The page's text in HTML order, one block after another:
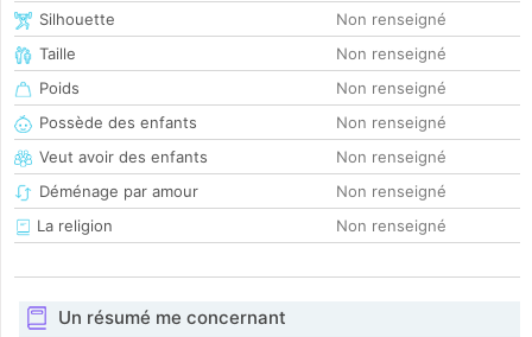
Silhouette
Non renseigné
Taille
Non renseigné
Poids
Non renseigné
Possède des enfants
Non renseigné
Veut avoir des enfants
Non renseigné
Déménage par amour
Non renseigné
La religion
Non renseigné
Un résumé me concernant